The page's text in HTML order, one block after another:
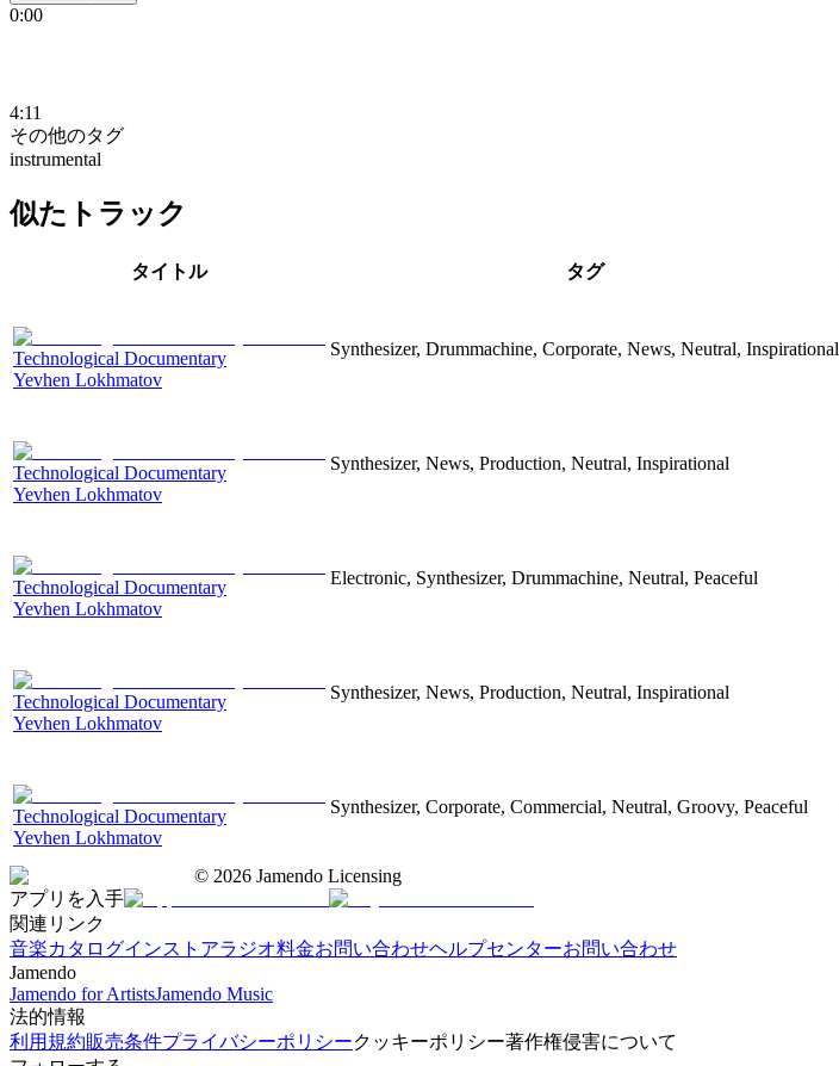
0:00
4:11
その他のタグ
instrumental
似たトラック
タイトル タグ
Technological Documentary
Yevhen Lokhmatov
Synthesizer, Drummachine, Corporate, News, Neutral, Inspirational
Technological Documentary
Yevhen Lokhmatov
Synthesizer, News, Production, Neutral, Inspirational
Technological Documentary
Yevhen Lokhmatov
Electronic, Synthesizer, Drummachine, Neutral, Peaceful
Technological Documentary
Yevhen Lokhmatov
Synthesizer, News, Production, Neutral, Inspirational
Technological Documentary
Yevhen Lokhmatov
Synthesizer, Corporate, Commercial, Neutral, Groovy, Peaceful
© 2026 Jamendo Licensing
アプリを入手
関連リンク
音楽カタログインストアラジオ料金お問い合わせヘルプセンターお問い合わせ
Jamendo
Jamendo for ArtistsJamendo Music
法的情報
利用規約販売条件プライバシーポリシークッキーポリシー著作権侵害について